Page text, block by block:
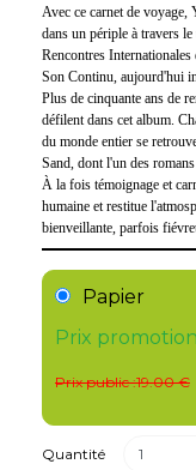
Avec ce carnet de
dans un périple à travers
Rencontres
Son Continu, aujourd'hui
Plus de cinquante ans de
défilent dans cet album.
du monde entier se
Sand, dont l'un des
À la fois témoignage et
humaine et restitue
bienveillante, parfois
Papier
Prix
Prix public :19.00 €
Quantité